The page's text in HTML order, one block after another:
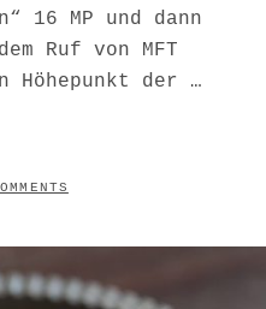
16 MP und dann
Ruf von MFT
Höhepunkt der …